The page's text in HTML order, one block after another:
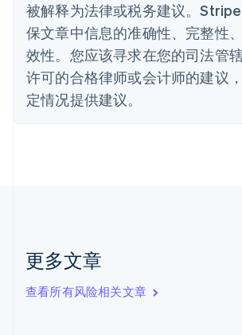
被解释为法律或税务建议。
保文章中信息的准确性、完整性
效性。您应该寻求在您的司法管
许可的合格律师或会计师的建议
定情况提供建议。
更多文章
查看所有风险相关文章
English
丹麦
English
德国
Deutsch English
法国
FrançaisEnglish
芬兰
克罗地亚
EnglishItaliano
拉脱维亚
English